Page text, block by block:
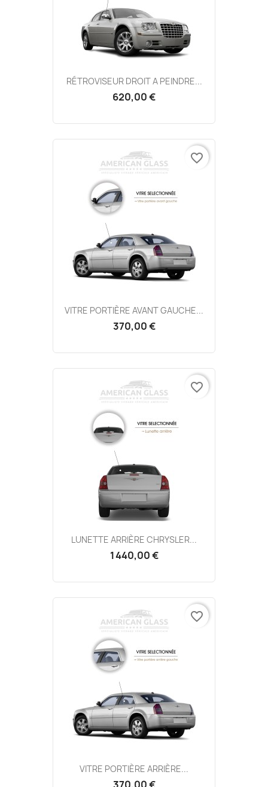
RÉTROVISEUR DROIT A PEINDRE...
620,00 €
VITRE PORTIÈRE AVANT GAUCHE...
370,00 €
favorite_border
LUNETTE ARRIÈRE CHRYSLER...
1 440,00 €
favorite_border
VITRE PORTIÈRE ARRIÈRE...
favorite_border